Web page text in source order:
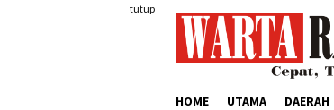
tutup
HOME UTAMA DAERAH